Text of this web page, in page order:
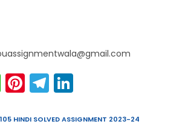
W
h
a
Pi
nt
er
T
el
e k
HINDI SOLVED ASSIGNMENT 2023-24